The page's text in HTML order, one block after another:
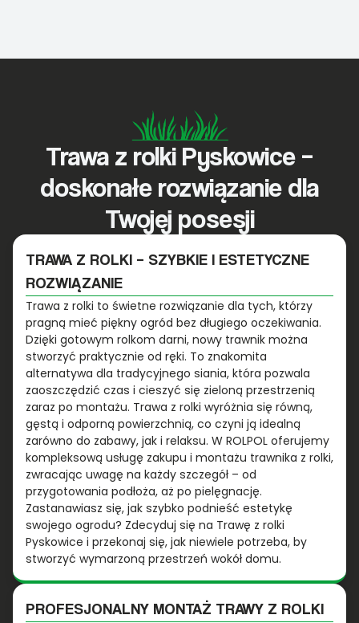
Trawa z rolki Pyskowice –
doskonałe rozwiązanie dla
Twojej posesji
TRAWA Z ROLKI – SZYBKIE I ESTETYCZNE
ROZWIĄZANIE
Trawa z rolki to świetne rozwiązanie dla tych, którzy
pragną mieć piękny ogród bez długiego oczekiwania.
Dzięki gotowym rolkom darni, nowy trawnik można
stworzyć praktycznie od ręki. To znakomita
alternatywa dla tradycyjnego siania, która pozwala
zaoszczędzić czas i cieszyć się zieloną przestrzenią
zaraz po montażu. Trawa z rolki wyróżnia się równą,
gęstą i odporną powierzchnią, co czyni ją idealną
zarówno do zabawy, jak i relaksu. W ROLPOL oferujemy
kompleksową usługę zakupu i montażu trawnika z rolki,
zwracając uwagę na każdy szczegół – od
przygotowania podłoża, aż po pielęgnację.
Zastanawiasz się, jak szybko podnieść estetykę
swojego ogrodu? Zdecyduj się na Trawę z rolki
Pyskowice i przekonaj się, jak niewiele potrzeba, by
stworzyć wymarzoną przestrzeń wokół domu.
PROFESJONALNY MONTAŻ TRAWY Z ROLKI